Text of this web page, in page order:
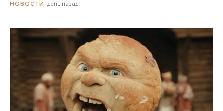
НОВОСТИ день назад